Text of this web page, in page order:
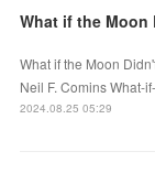
What if the Moon
What if the Moon
Neil F. Comins What-
2024.08.25 05:29